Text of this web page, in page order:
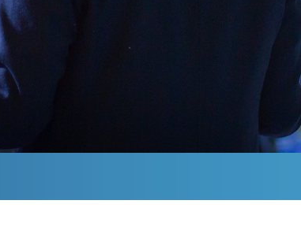
Contact Us
Member
Aerospace | Defense | Security
Broadcast and Media